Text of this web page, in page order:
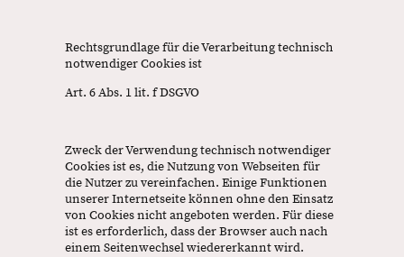
Rechtsgrundlage für die Verarbeitung technisch
notwendiger Cookies ist
Art. 6 Abs. 1 lit. f DSGVO
Zweck der Verwendung technisch notwendiger
Cookies ist es, die Nutzung von Webseiten für
die Nutzer zu vereinfachen. Einige Funktionen
unserer Internetseite können ohne den Einsatz
von Cookies nicht angeboten werden. Für diese
ist es erforderlich, dass der Browser auch nach
einem Seitenwechsel wiedererkannt wird.